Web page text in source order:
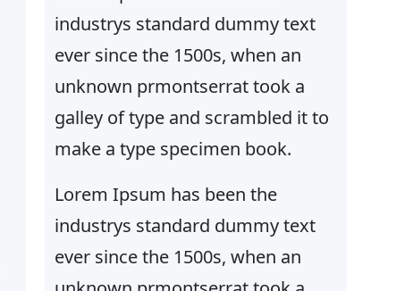
nindustrys standard dummy text
ever since the 1500s, when an
unknown prmontserrat took a
galley of type and scrambled it to
make a type specimen book.
Lorem Ipsum has been the
industrys standard dummy text
ever since the 1500s, when an